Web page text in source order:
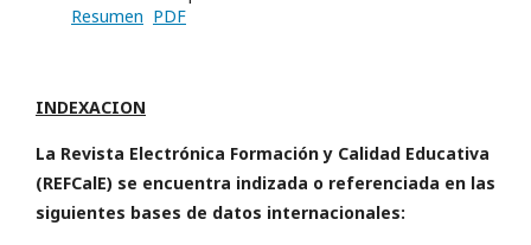
Resumen PDF
INDEXACION
La Revista Electrónica Formación y Calidad Educativa
(REFCalE) se encuentra indizada o referenciada en las
siguientes bases de datos internacionales: